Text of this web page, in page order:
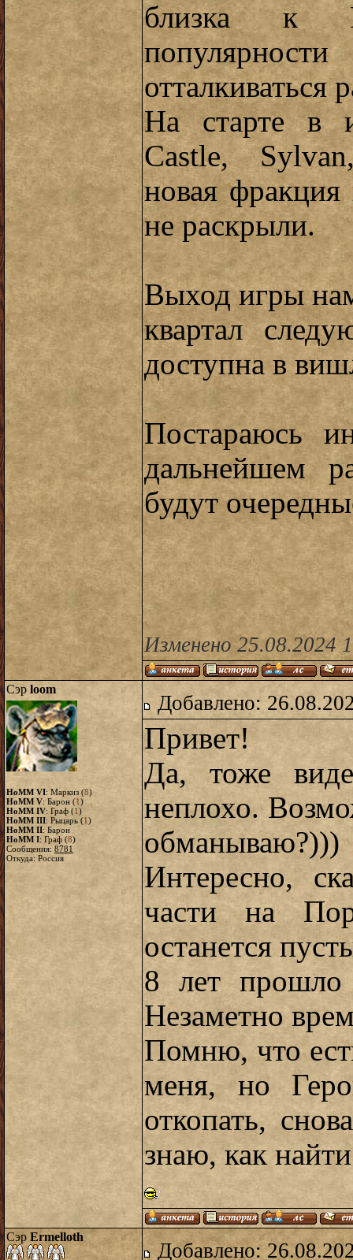
близка к
отталкиваться
На старте в
Castle,
новая
не раскрыли.
Выход игры
квартал
доступна в
Постараюсь
дальнейшем
будут
Изменено 25.08.2024
Сэр loom
HoMM VI: Маркиз (8)
HoMM V: Барон (1)
HoMM IV: Граф (1)
HoMM III: Рыцарь (1)
HoMM II: Барон
HoMM I: Граф (8)
Сообщения: 8781
Откуда: Россия
Добавлено:
Привет!
Да, тоже
неплохо.
обманываю?)))
Интересно,
части на
останется
8 лет прошло
Незаметно
Помню, что
меня, но
откопать,
знаю, как
Сэр Ermelloth
Добавлено: